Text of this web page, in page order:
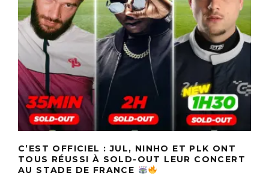
C’EST OFFICIEL : JUL, NINHO ET PLK ONT
TOUS RÉUSSI À SOLD-OUT LEUR CONCERT
AU STADE DE FRANCE